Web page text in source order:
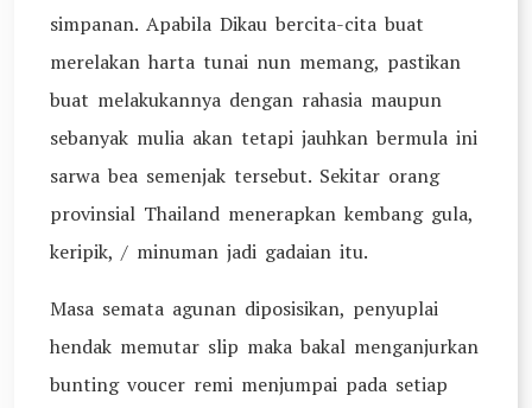
simpanan. Apabila Dikau bercita-cita buat
merelakan harta tunai nun memang, pastikan
buat melakukannya dengan rahasia maupun
sebanyak mulia akan tetapi jauhkan bermula ini
sarwa bea semenjak tersebut. Sekitar orang
provinsial Thailand menerapkan kembang gula,
keripik, / minuman jadi gadaian itu.
Masa semata agunan diposisikan, penyuplai
hendak memutar slip maka bakal menganjurkan
bunting voucer remi menjumpai pada setiap